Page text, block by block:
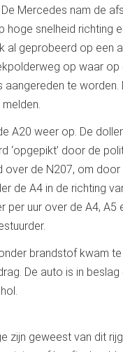
Mercedes nam de
snelheid richting
al geprobeerd op een
op waar
te
A20 weer op. De
‘opgepikt’ door de
de N207, om
de A4 in de richting
uur over de A4, A5
brandstof kwam
De auto is in
geweest van dit